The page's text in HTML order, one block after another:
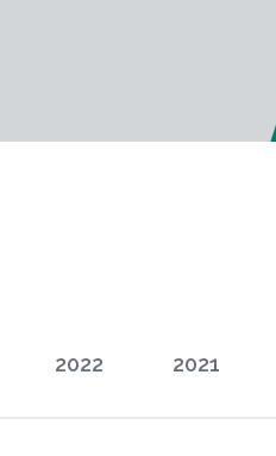
2022 2021